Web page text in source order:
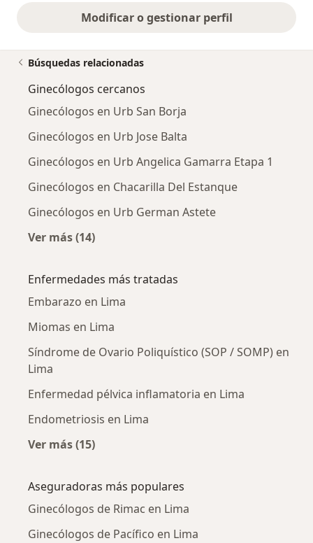
Modificar o gestionar perfil
Búsquedas relacionadas
Ginecólogos cercanos
Ginecólogos en Urb San Borja
Ginecólogos en Urb Jose Balta
Ginecólogos en Urb Angelica Gamarra Etapa 1
Ginecólogos en Chacarilla Del Estanque
Ginecólogos en Urb German Astete
Ver más (14)
Enfermedades más tratadas
Embarazo en Lima
Miomas en Lima
Síndrome de Ovario Poliquístico (SOP / SOMP) en
Lima
Enfermedad pélvica inflamatoria en Lima
Endometriosis en Lima
Ver más (15)
Aseguradoras más populares
Ginecólogos de Rimac en Lima
Ginecólogos de Pacífico en Lima